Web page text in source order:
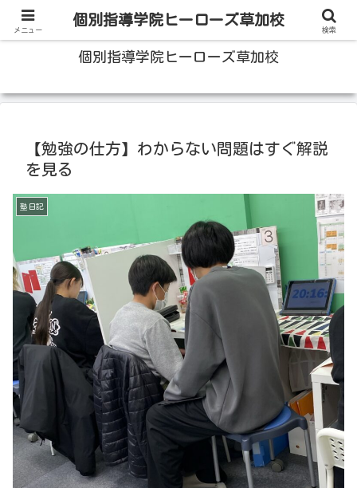
100人いたら100人の成績をあげる草加の個別指導塾
個別指導学院ヒーローズ草加校
【勉強の仕方】わからない問題はすぐ解説
を見る
塾日記
メニュー
個別指導学院ヒーローズ草加校
検索